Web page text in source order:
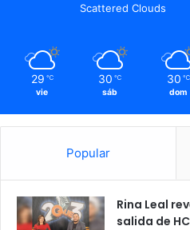
Scattered Clouds
29 ℃
vie
30 ℃
sáb
30 ℃
dom
Popular
Rina Leal
salida de